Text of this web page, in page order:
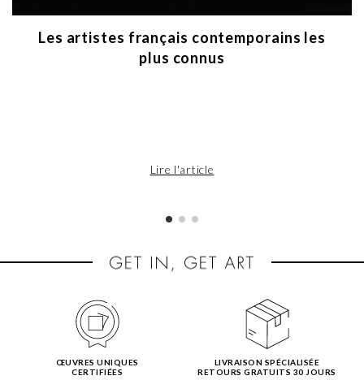
Les artistes français contemporains les
plus connus
Lire l'article
ŒUVRES UNIQUES
CERTIFIÉES
LIVRAISON SPÉCIALISÉE
RETOURS GRATUITS 30 JOURS